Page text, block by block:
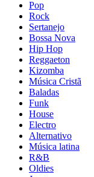
Pop
Rock
Sertanejo
Bossa Nova
Hip Hop
Reggaeton
Kizomba
Música Cristã
Baladas
Funk
House
Electro
Alternativo
Música latina
R&B
Oldies